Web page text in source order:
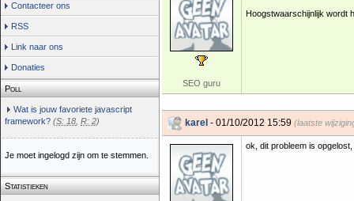
Contacteer ons
RSS
Link naar ons
Donaties
Poll
Wat is jouw favoriete javascript
framework? (S: 18 R: 2)
Je moet ingelogd zijn om te stemmen.
Statistieken
SEO guru
Hoogstwaarschijnlijk wordt
karel - 01/10/2012 15:59 (laatste
ok, dit probleem is